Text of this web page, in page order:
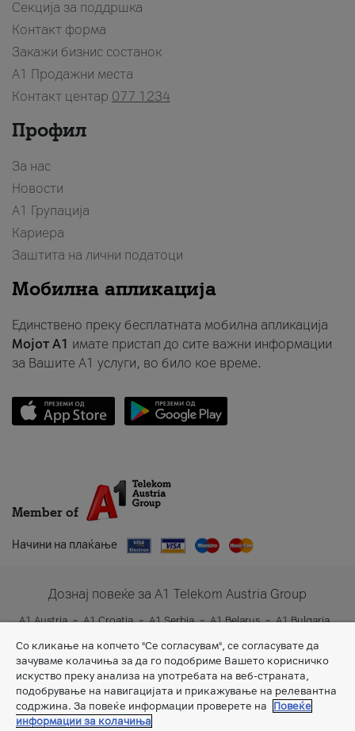
Секција за поддршка
Контакт форма
Закажи бизнис состанок
A1 Продажни места
Контакт центар 077 1234
Профил
За нас
Новости
А1 Групација
Кариера
Заштита на лични податоци
Мобилна апликација
Единствено преку бесплатната мобилна апликација
Мојот A1 имате пристап до сите важни информации
за Вашите A1 услуги, во било кое време.
Member of
Начини на плаќање
Дознај повеќе за A1 Telekom Austria Group
A1 Austria A1 Croatia A1 Serbia A1 Belarus
A1 Bulgaria
A1 Slovenia
A1 Digital
Со кликање на копчето "Се согласувам", се согласувате да
зачуваме колачиња за да го подобриме Вашето корисничко
искуство преку анализа на употребата на веб-страната,
подобрување на навигацијата и прикажување на релевантна
содржина. За повеќе информации проверете на
Повеќе
информации за колачиња